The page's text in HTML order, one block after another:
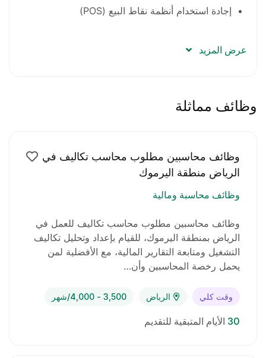
إجادة استخدام أنظمة نقاط البيع (POS)
إقامة قابلة للإعارة
الالتزام بمواعيد العمل
حسن المظهر والسلوك
القدرة على العمل تحت ضغط
الجدية والانضباط في العمل
مميزات الوظيفة
راتب مجزي يتم تحديده حسب الخبرة
عرض المزيد
وظائف مماثلة
وظائف محاسبين مطلوب محاسب تكاليف في
الرياض منطقة اليرموك
وظائف محاسبة ومالية
وظائف محاسبين مطلوب محاسب تكاليف للعمل في
الرياض بمنطقة اليرموك، للقيام بإعداد وتحليل تكاليف
التشغيل ومتابعة التقارير المالية، مع الأفضلية لمن
يحمل رخصة المحاسبين وأن…
وقت كلي الرياض 3,500 - 4,000/شهر
30 الأيام المتبقية للتقديم